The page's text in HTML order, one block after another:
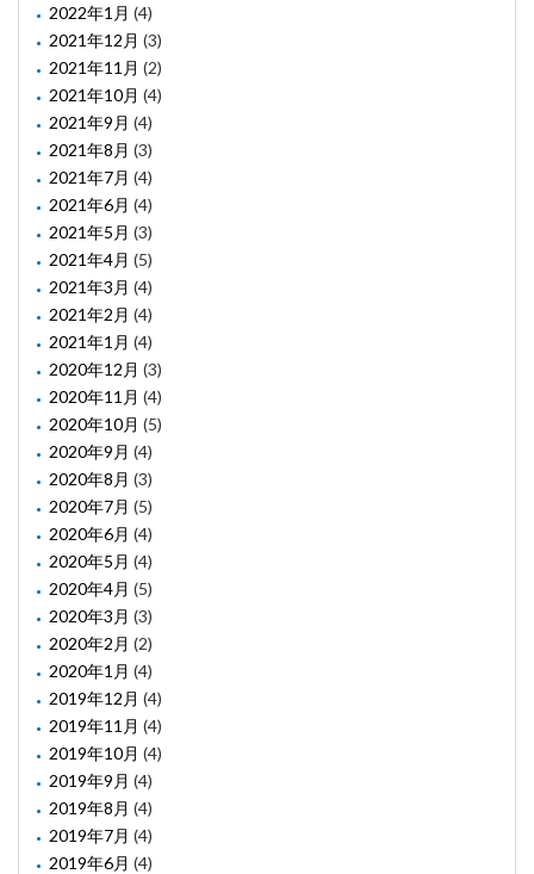
2022年1月 (4)
2021年12月 (3)
2021年11月 (2)
2021年10月 (4)
2021年9月 (4)
2021年8月 (3)
2021年7月 (4)
2021年6月 (4)
2021年5月 (3)
2021年4月 (5)
2021年3月 (4)
2021年2月 (4)
2021年1月 (4)
2020年12月 (3)
2020年11月 (4)
2020年10月 (5)
2020年9月 (4)
2020年8月 (3)
2020年7月 (5)
2020年6月 (4)
2020年5月 (4)
2020年4月 (5)
2020年3月 (3)
2020年2月 (2)
2020年1月 (4)
2019年12月 (4)
2019年11月 (4)
2019年10月 (4)
2019年9月 (4)
2019年8月 (4)
2019年7月 (4)
2019年6月 (4)